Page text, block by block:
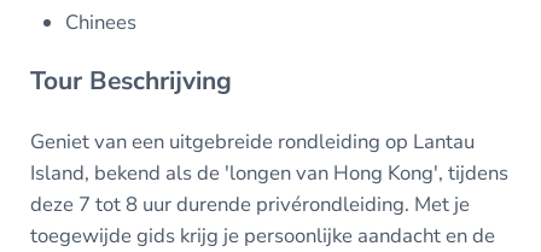
Chinees
Tour Beschrijving
Geniet van een uitgebreide rondleiding op Lantau
Island, bekend als de 'longen van Hong Kong', tijdens
deze 7 tot 8 uur durende privérondleiding. Met je
toegewijde gids krijg je persoonlijke aandacht en de